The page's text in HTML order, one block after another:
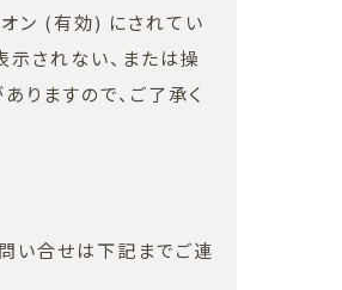
ン (有効) にされてい
示されない、または操
りますので、ご了承く
い合せは下記までご連